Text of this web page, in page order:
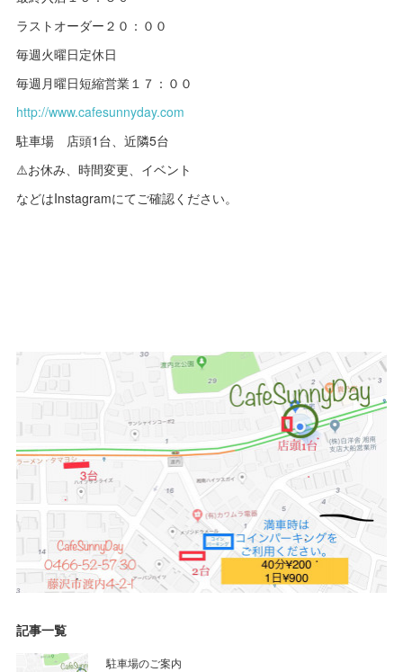
ラストオーダー２０：００
毎週火曜日定休日
毎週月曜日短縮営業１７：００
http://www.cafesunnyday.com
駐車場 店頭1台、近隣5台
⚠️お休み、時間変更、イベント
などはInstagramにてご確認ください。
記事一覧
駐車場のご案内